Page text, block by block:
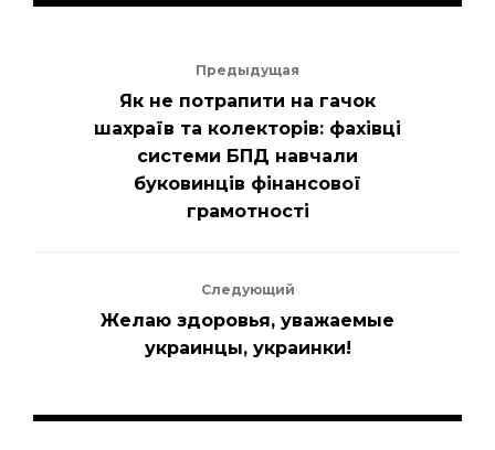
Предыдущая
Як не потрапити на гачок
шахраїв та колекторів: фахівці
системи БПД навчали
буковинців фінансової
грамотності
Следующий
Желаю здоровья, уважаемые
украинцы, украинки!